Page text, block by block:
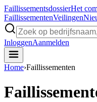
FaillissementsdossierHet
FaillissementenVeilingen
InloggenAanmelden
Home›Faillissementen